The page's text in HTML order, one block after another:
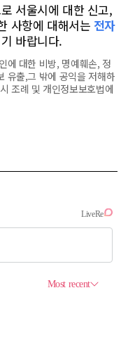
서울시에 대한 신고,
사항에 대해서는 전자
바랍니다.
에 대한 비방, 명예훼손, 정
유출,그 밖에 공익을 저해하
조례 및 개인정보보호법에